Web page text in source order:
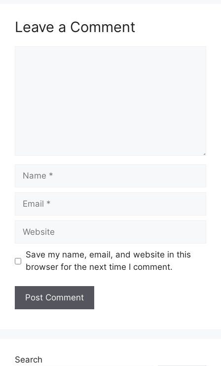
Leave a Comment
Name
Email
Website
Save my name, email, and website in this
browser for the next time I comment.
Search